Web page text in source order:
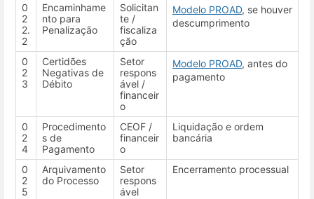
0
2
2.
2
Encaminhame
nto para
Penalização
Solicitan
te /
fiscaliza
ção
Modelo PROAD, se houver
descumprimento
0
2
3
Certidões
Negativas de
Débito
Setor
respons
ável /
financeir
o
Modelo PROAD, antes do
pagamento
0
2
4
Procedimento
s de
Pagamento
CEOF /
financeir
o
Liquidação e ordem
bancária
0
2
5
Arquivamento
do Processo
Setor
respons
ável
Encerramento processual